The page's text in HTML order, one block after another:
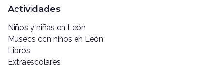
Actividades
Niños y niñas en León
Museos con niños en León
Libros
Extraescolares